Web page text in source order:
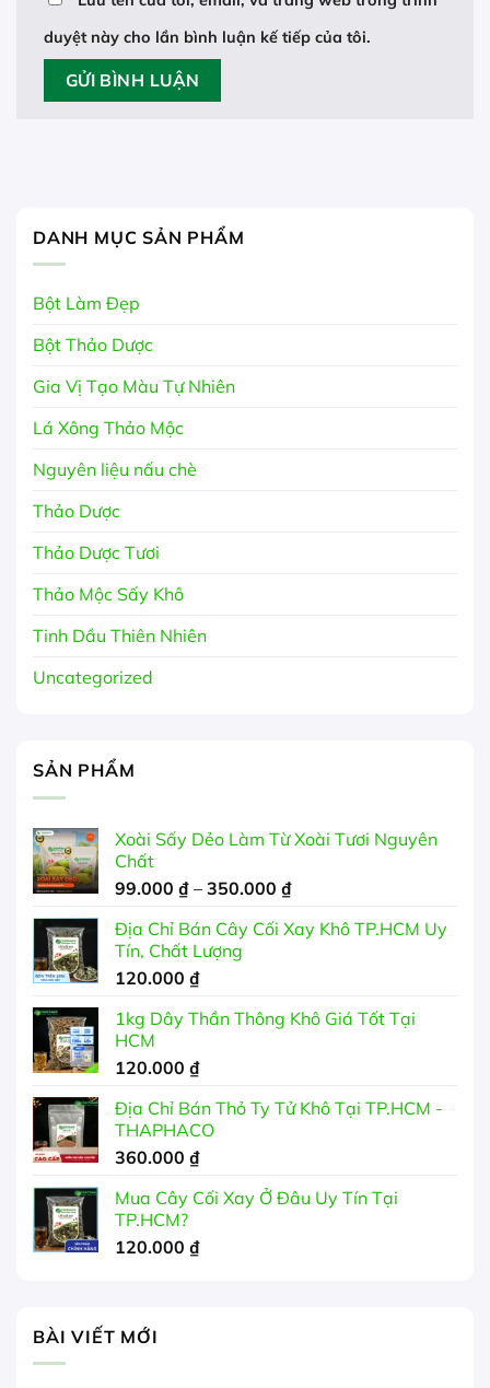
duyệt này cho lần bình luận kế tiếp của tôi.
DANH MỤC SẢN PHẨM
Bột Làm Đẹp
Bột Thảo Dược
Gia Vị Tạo Màu Tự Nhiên
Lá Xông Thảo Mộc
Nguyên liệu nấu chè
Thảo Dược
Thảo Dược Tươi
Thảo Mộc Sấy Khô
Tinh Dầu Thiên Nhiên
Uncategorized
SẢN PHẨM
Xoài Sấy Dẻo Làm Từ Xoài Tươi Nguyên
Chất
99.000 ₫ – 350.000 ₫Khoảng
từ
Địa Chỉ Bán Cây Cối Xay Khô TP.HCM Uy
Tín, Chất Lượng
120.000 ₫
1kg Dây Thần Thông Khô Giá Tốt Tại
HCM
120.000 ₫
Địa Chỉ Bán Thỏ Ty Tử Khô Tại TP.HCM -
THAPHACO
360.000 ₫
Mua Cây Cối Xay Ở Đâu Uy Tín Tại
TP.HCM?
120.000 ₫
BÀI VIẾT MỚI